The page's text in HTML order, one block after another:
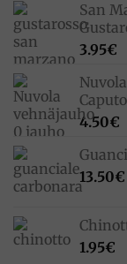
San
3.95€
Caputo
4.50€
13.50€
1.95€